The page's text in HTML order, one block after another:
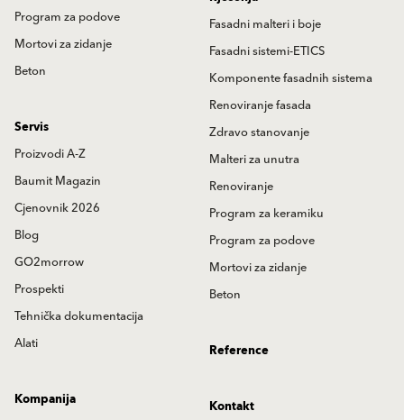
Program za podove
Mortovi za zidanje
Beton
Fasadni malteri i boje
Fasadni sistemi-ETICS
Komponente fasadnih sistema
Renoviranje fasada
Zdravo stanovanje
Malteri za unutra
Renoviranje
Program za keramiku
Program za podove
Mortovi za zidanje
Beton
Servis
Proizvodi A-Z
Baumit Magazin
Cjenovnik 2026
Blog
GO2morrow
Prospekti
Tehnička dokumentacija
Alati
Reference
Kompanija
Kontakt